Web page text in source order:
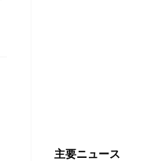
主要ニュース